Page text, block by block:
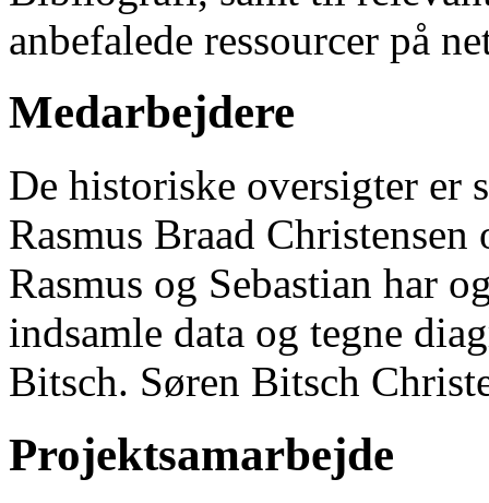
anbefalede ressourcer på
Medarbejdere
De historiske oversigter er
Rasmus Braad
Rasmus og Sebastian har
indsamle data og tegne
Bitsch. Søren Bitsch
Projektsamarbejde